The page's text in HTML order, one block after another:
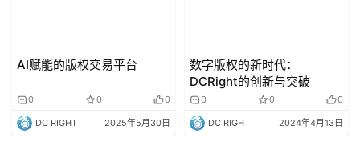
AI赋能的版权交易平台
0 0 0
DC RIGHT 2025年5月30日
数字版权的新时代：
DCRight的创新与突破
0 0 0
DC RIGHT 2024年4月13日